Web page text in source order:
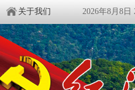
关于我们 2026年8月8日